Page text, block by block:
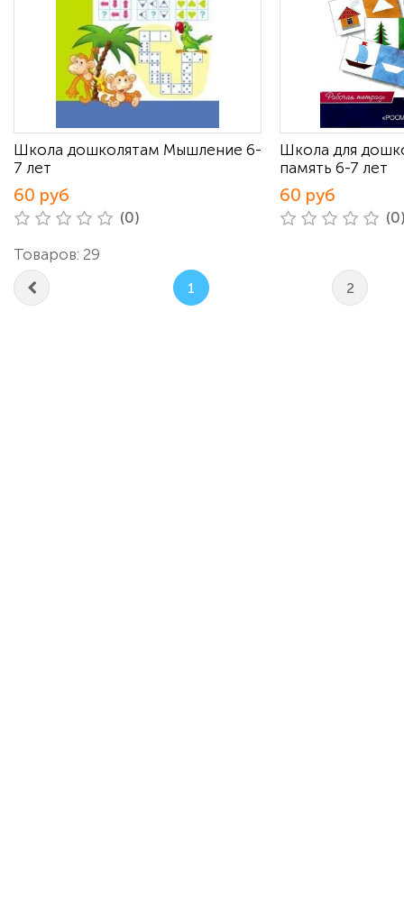
Школа дошколятам Мышление 6-
7 лет
60 руб
(0)
Школа для
память 6-7 лет
60 руб
Товаров: 29
1 2